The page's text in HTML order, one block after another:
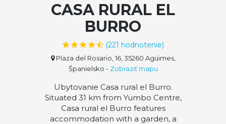
CASA RURAL EL
BURRO
(221 hodnotenie)
Plaza del Rosario, 16, 35260 Agüimes,
Španielsko - Zobraziť mapu
Ubytovanie Casa rural el Burro.
Situated 31 km from Yumbo Centre,
Casa rural el Burro features
accommodation with a garden, a